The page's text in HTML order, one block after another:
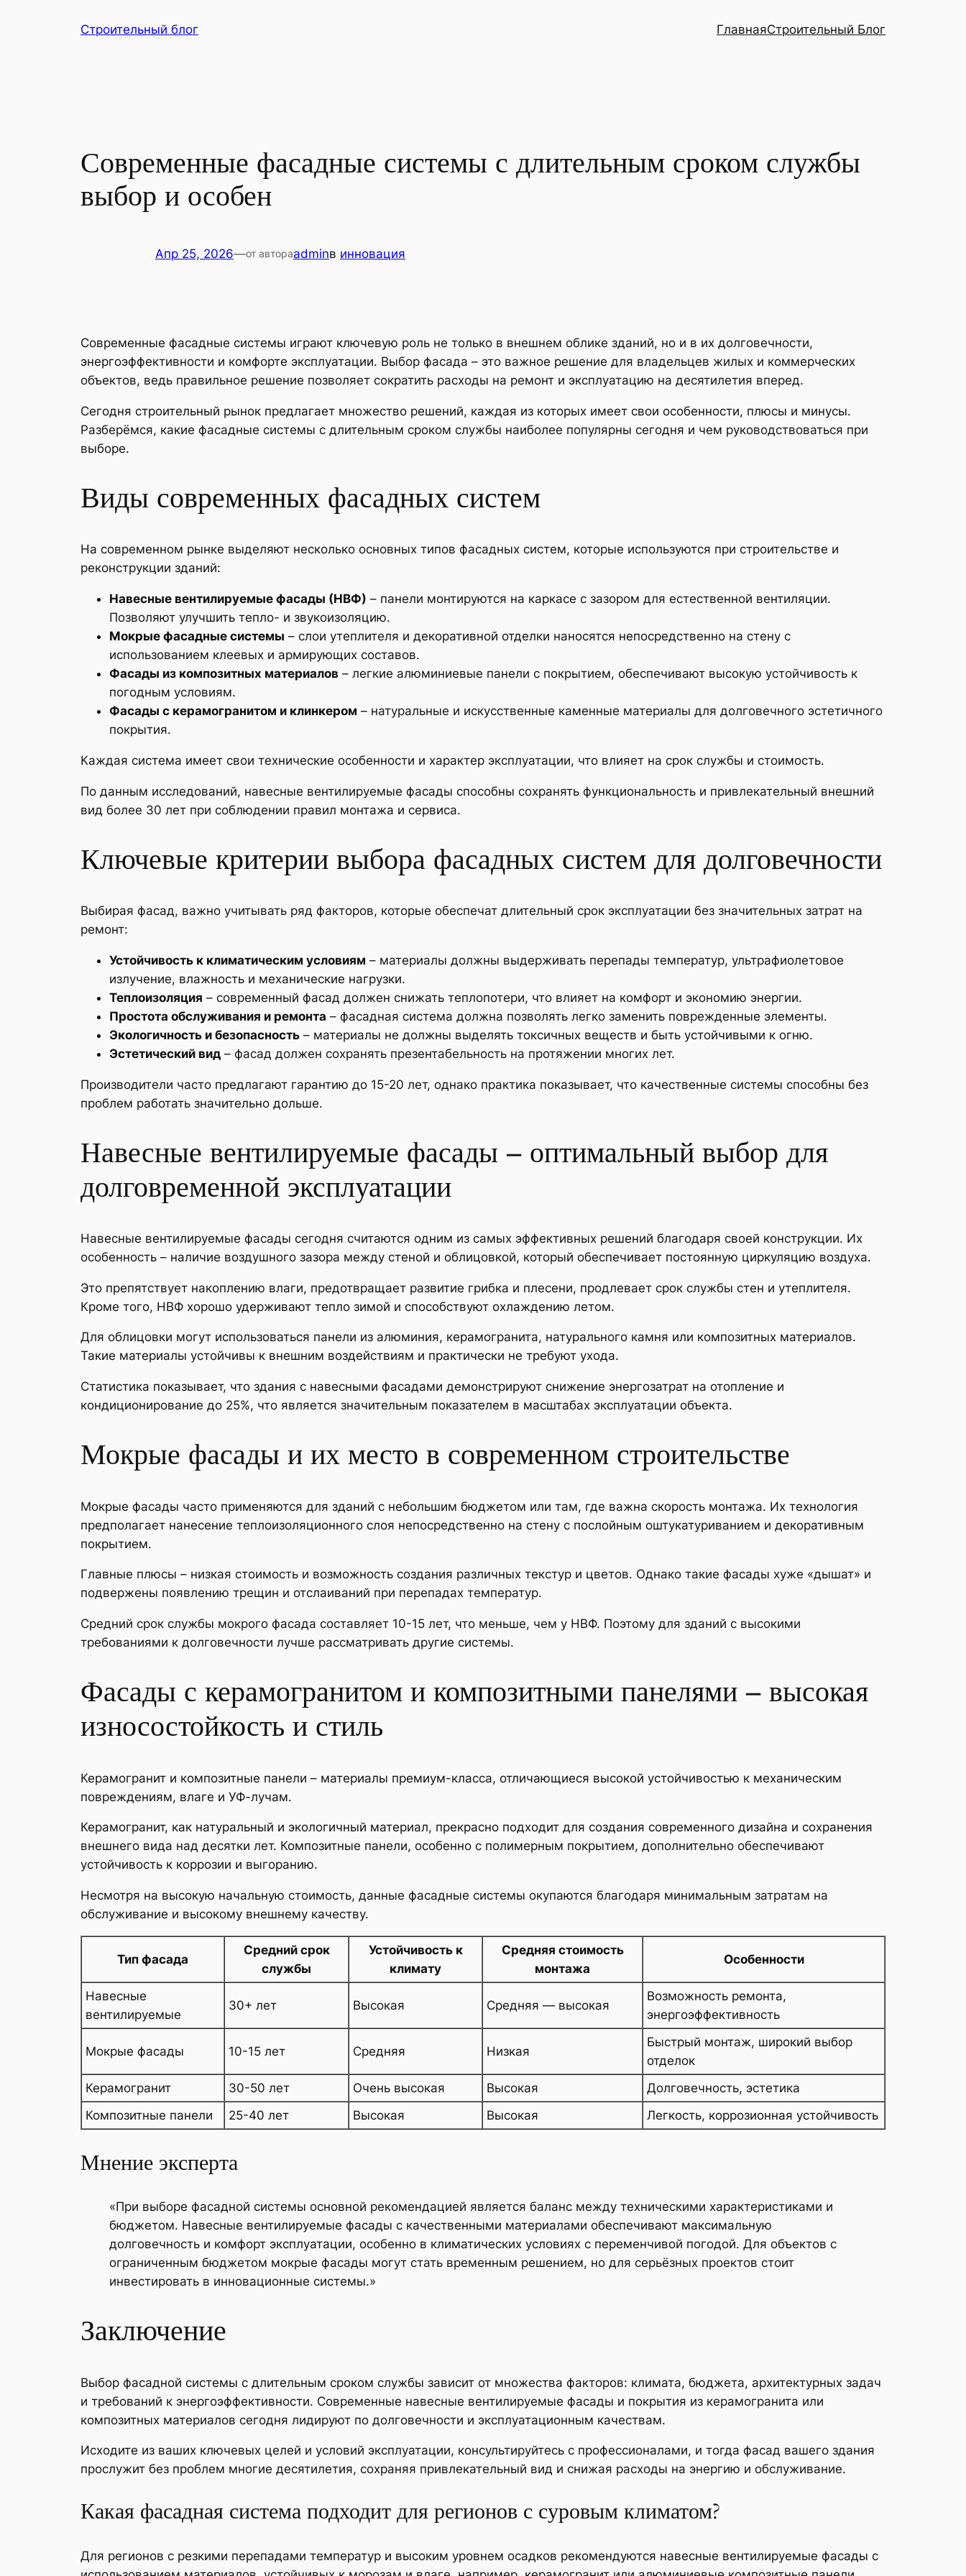
Строительный блог ГлавнаяСтроительный Блог
Современные фасадные системы с длительным сроком службы
выбор и особен
Апр 25, 2026—от автораadminв инновация
Современные фасадные системы играют ключевую роль не только в внешнем облике зданий, но и в их долговечности,
энергоэффективности и комфорте эксплуатации. Выбор фасада – это важное решение для владельцев жилых и коммерческих
объектов, ведь правильное решение позволяет сократить расходы на ремонт и эксплуатацию на десятилетия вперед.
Сегодня строительный рынок предлагает множество решений, каждая из которых имеет свои особенности, плюсы и минусы.
Разберёмся, какие фасадные системы с длительным сроком службы наиболее популярны сегодня и чем руководствоваться при
выборе.
Виды современных фасадных систем
На современном рынке выделяют несколько основных типов фасадных систем, которые используются при строительстве и
реконструкции зданий:
Навесные вентилируемые фасады (НВФ) – панели монтируются на каркасе с зазором для естественной вентиляции.
Позволяют улучшить тепло- и звукоизоляцию.
Мокрые фасадные системы – слои утеплителя и декоративной отделки наносятся непосредственно на стену с
использованием клеевых и армирующих составов.
Фасады из композитных материалов – легкие алюминиевые панели с покрытием, обеспечивают высокую устойчивость к
погодным условиям.
Фасады с керамогранитом и клинкером – натуральные и искусственные каменные материалы для долговечного эстетичного
покрытия.
Каждая система имеет свои технические особенности и характер эксплуатации, что влияет на срок службы и стоимость.
По данным исследований, навесные вентилируемые фасады способны сохранять функциональность и привлекательный внешний
вид более 30 лет при соблюдении правил монтажа и сервиса.
Ключевые критерии выбора фасадных систем для долговечности
Выбирая фасад, важно учитывать ряд факторов, которые обеспечат длительный срок эксплуатации без значительных затрат на
ремонт:
Устойчивость к климатическим условиям – материалы должны выдерживать перепады температур, ультрафиолетовое
излучение, влажность и механические нагрузки.
Теплоизоляция – современный фасад должен снижать теплопотери, что влияет на комфорт и экономию энергии.
Простота обслуживания и ремонта – фасадная система должна позволять легко заменить поврежденные элементы.
Экологичность и безопасность – материалы не должны выделять токсичных веществ и быть устойчивыми к огню.
Эстетический вид – фасад должен сохранять презентабельность на протяжении многих лет.
Производители часто предлагают гарантию до 15-20 лет, однако практика показывает, что качественные системы способны без
проблем работать значительно дольше.
Навесные вентилируемые фасады – оптимальный выбор для
долговременной эксплуатации
Навесные вентилируемые фасады сегодня считаются одним из самых эффективных решений благодаря своей конструкции. Их
особенность – наличие воздушного зазора между стеной и облицовкой, который обеспечивает постоянную циркуляцию воздуха.
Это препятствует накоплению влаги, предотвращает развитие грибка и плесени, продлевает срок службы стен и утеплителя.
Кроме того, НВФ хорошо удерживают тепло зимой и способствуют охлаждению летом.
Для облицовки могут использоваться панели из алюминия, керамогранита, натурального камня или композитных материалов.
Такие материалы устойчивы к внешним воздействиям и практически не требуют ухода.
Статистика показывает, что здания с навесными фасадами демонстрируют снижение энергозатрат на отопление и
кондиционирование до 25%, что является значительным показателем в масштабах эксплуатации объекта.
Мокрые фасады и их место в современном строительстве
Мокрые фасады часто применяются для зданий с небольшим бюджетом или там, где важна скорость монтажа. Их технология
предполагает нанесение теплоизоляционного слоя непосредственно на стену с послойным оштукатуриванием и декоративным
покрытием.
Главные плюсы – низкая стоимость и возможность создания различных текстур и цветов. Однако такие фасады хуже «дышат» и
подвержены появлению трещин и отслаиваний при перепадах температур.
Средний срок службы мокрого фасада составляет 10-15 лет, что меньше, чем у НВФ. Поэтому для зданий с высокими
требованиями к долговечности лучше рассматривать другие системы.
Фасады с керамогранитом и композитными панелями – высокая
износостойкость и стиль
Керамогранит и композитные панели – материалы премиум-класса, отличающиеся высокой устойчивостью к механическим
повреждениям, влаге и УФ-лучам.
Керамогранит, как натуральный и экологичный материал, прекрасно подходит для создания современного дизайна и сохранения
внешнего вида над десятки лет. Композитные панели, особенно с полимерным покрытием, дополнительно обеспечивают
устойчивость к коррозии и выгоранию.
Несмотря на высокую начальную стоимость, данные фасадные системы окупаются благодаря минимальным затратам на
обслуживание и высокому внешнему качеству.
Тип фасада
Средний срок
службы
Устойчивость к
климату
Средняя стоимость
монтажа
Особенности
Навесные
вентилируемые
30+ лет Высокая Средняя — высокая
Возможность ремонта,
энергоэффективность
Мокрые фасады 10-15 лет Средняя Низкая
Быстрый монтаж, широкий выбор
отделок
Керамогранит
30-50 лет Очень высокая Высокая
Долговечность, эстетика
Композитные панели
25-40 лет Высокая Высокая Легкость, коррозионная устойчивость
Мнение эксперта
«При выборе фасадной системы основной рекомендацией является баланс между техническими характеристиками и
бюджетом. Навесные вентилируемые фасады с качественными материалами обеспечивают максимальную
долговечность и комфорт эксплуатации, особенно в климатических условиях с переменчивой погодой. Для объектов с
ограниченным бюджетом мокрые фасады могут стать временным решением, но для серьёзных проектов стоит
инвестировать в инновационные системы.»
Заключение
Выбор фасадной системы с длительным сроком службы зависит от множества факторов: климата, бюджета, архитектурных задач
и требований к энергоэффективности. Современные навесные вентилируемые фасады и покрытия из керамогранита или
композитных материалов сегодня лидируют по долговечности и эксплуатационным качествам.
Исходите из ваших ключевых целей и условий эксплуатации, консультируйтесь с профессионалами, и тогда фасад вашего здания
прослужит без проблем многие десятилетия, сохраняя привлекательный вид и снижая расходы на энергию и обслуживание.
Какая фасадная система подходит для регионов с суровым климатом?
Для регионов с резкими перепадами температур и высоким уровнем осадков рекомендуются навесные вентилируемые фасады с